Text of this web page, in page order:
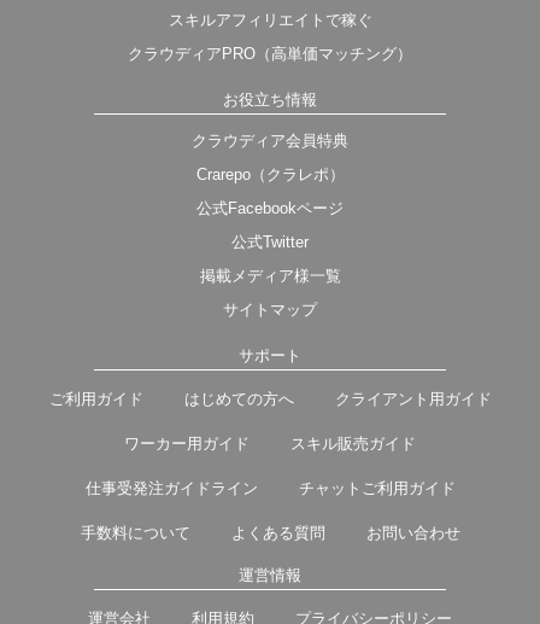
スキルアフィリエイトで稼ぐ
クラウディアPRO（高単価マッチング）
お役立ち情報
クラウディア会員特典
Crarepo（クラレポ）
公式Facebookページ
公式Twitter
掲載メディア様一覧
サイトマップ
サポート
ご利用ガイド はじめての方へ クライアント用ガイド
ワーカー用ガイド スキル販売ガイド
仕事受発注ガイドライン チャットご利用ガイド
手数料について よくある質問 お問い合わせ
運営情報
運営会社 利用規約 プライバシーポリシー